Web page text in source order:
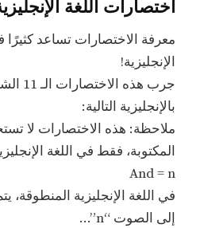
معرفة الاختصارات تساعد
الإنجليزية!
جرب
بالإنجليزية التالية:
ملاحظة: هذه الاختصارات لا
المكتوبة، فقط في اللغة
And = n
إلى الصوت “n”…